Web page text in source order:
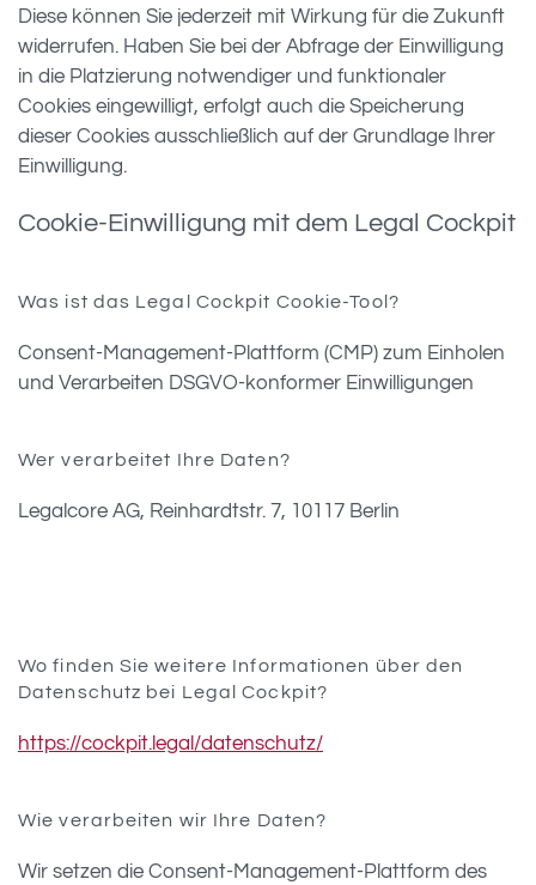
Diese können Sie jederzeit mit Wirkung für die Zukunft
widerrufen. Haben Sie bei der Abfrage der Einwilligung
in die Platzierung notwendiger und funktionaler
Cookies eingewilligt, erfolgt auch die Speicherung
dieser Cookies ausschließlich auf der Grundlage Ihrer
Einwilligung.
Cookie-Einwilligung mit dem Legal Cockpit
Was ist das Legal Cockpit Cookie-Tool?
Consent-Management-Plattform (CMP) zum Einholen
und Verarbeiten DSGVO-konformer Einwilligungen
Wer verarbeitet Ihre Daten?
Legalcore AG, Reinhardtstr. 7, 10117 Berlin
Wo finden Sie weitere Informationen über den
Datenschutz bei Legal Cockpit?
https://cockpit.legal/datenschutz/
Wie verarbeiten wir Ihre Daten?
Wir setzen die Consent-Management-Plattform des